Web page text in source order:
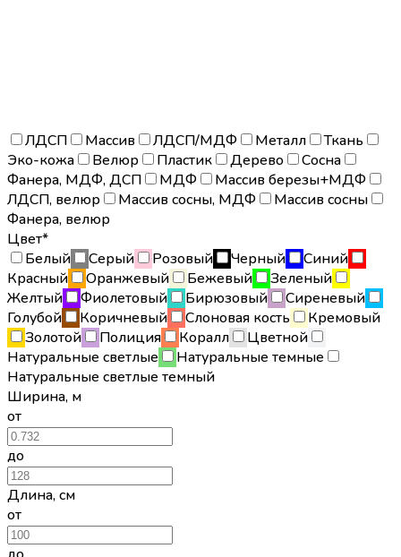
ЛДСП Массив ЛДСП/МДФ Металл
Ткань
Эко-кожа
Велюр Пластик Дерево
Сосна
Фанера, МДФ, ДСП
МДФ
Массив березы+МДФ
ЛДСП, велюр
Массив сосны, МДФ
Массив сосны
Фанера, велюр
Цвет*
Белый
Серый Розовый Черный
Синий
Красный
Оранжевый Бежевый
Зеленый
Желтый
Фиолетовый Бирюзовый
Сиреневый
Голубой
Коричневый Слоновая кость
Кремовый
Золотой
Полиция Коралл
Цветной
Натуральные светлые
Натуральные темные
Натуральные светлые темный
Ширина, м
от
до
Длина,см
от